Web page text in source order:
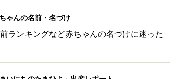
ゃんの名前・名づけ
ランキングなど赤ちゃんの名づけに迷った